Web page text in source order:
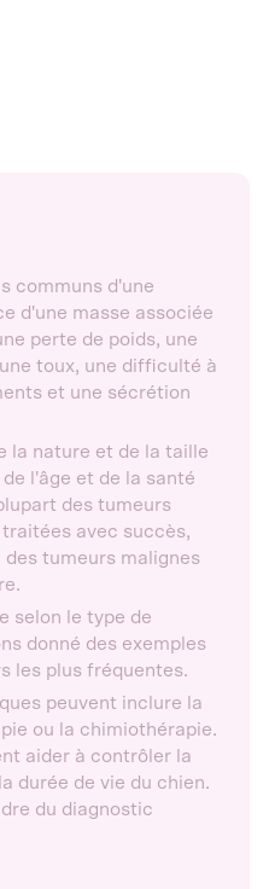
communs d'une
d'une masse associée
perte de poids, une
toux, une difficulté à
et une sécrétion
la nature et de la taille
l'âge et de la santé
des tumeurs
avec succès,
des tumeurs malignes
selon le type de
donné des exemples
les plus fréquentes.
peuvent inclure la
ou la chimiothérapie.
aider à contrôler la
durée de vie du chien.
du diagnostic